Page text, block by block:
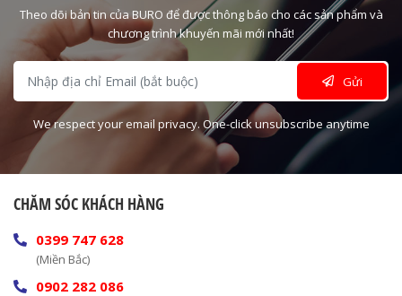
Theo dõi bản tin của BURO để được thông báo cho các sản phẩm và
chương trình khuyến mãi mới nhất!
Gửi
We respect your email privacy. One-click unsubscribe anytime
CHĂM SÓC KHÁCH HÀNG
0399 747 628
(Miền Bắc)
0902 282 086